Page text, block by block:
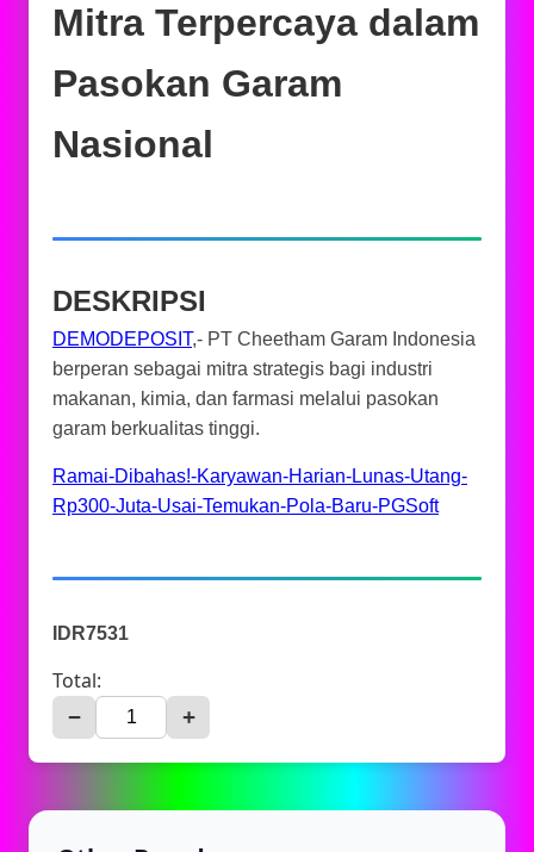
Mitra Terpercaya dalam
Pasokan Garam
Nasional
DESKRIPSI
DEMODEPOSIT,- PT Cheetham Garam Indonesia
berperan sebagai mitra strategis bagi industri
makanan, kimia, dan farmasi melalui pasokan
garam berkualitas tinggi.
Ramai-Dibahas!-Karyawan-Harian-Lunas-Utang-
Rp300-Juta-Usai-Temukan-Pola-Baru-PGSoft
IDR7531
Total:
− +